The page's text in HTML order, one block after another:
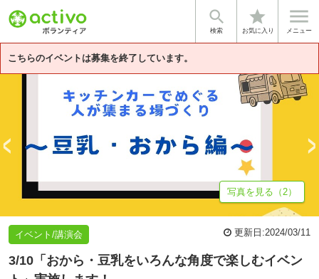

検索
star
お気に入り

メニュー
こちらのイベントは募集を終了しています。
基本情報 体験談・雰囲気
写真を見る（2）
イベント/講演会 更新日:2024/03/11
3/10「おから・豆乳をいろんな角度で楽しむイベン